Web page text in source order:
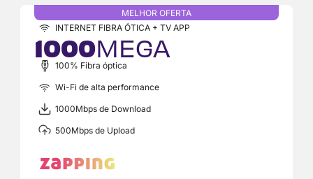
MELHOR OFERTA
INTERNET FIBRA ÓTICA + TV APP
1000MEGA
100% Fibra óptica
Wi-Fi de alta performance
1000Mbps de Download
500Mbps de Upload